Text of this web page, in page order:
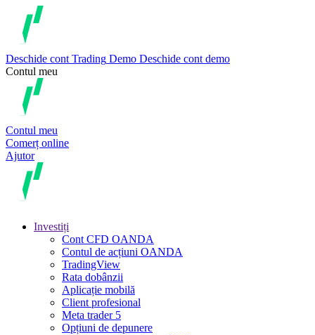
Deschide cont Trading Demo Deschide cont demo
Contul meu
Contul meu
Comerț online
Ajutor
Investiți
Cont CFD OANDA
Contul de acțiuni OANDA
TradingView
Rata dobânzii
Aplicație mobilă
Client profesional
Meta trader 5
Opțiuni de depunere